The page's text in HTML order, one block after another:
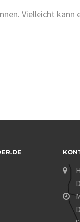
Vielleicht kann